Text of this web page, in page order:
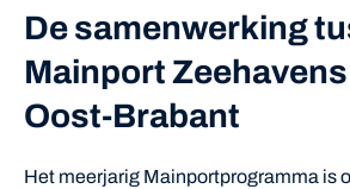
De samenwerking
Mainport Zeehavens
Oost-Brabant
Het meerjarig Mainportprogramma is